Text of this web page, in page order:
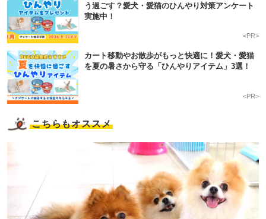
う過ごす？愛犬・愛猫のひんやり対策アンケート
実施中！
<PR>
カート移動やお散歩がもっと快適に！愛犬・愛猫
を夏の暑さから守る「ひんやりアイテム」3選！
<PR>
こちらもオススメ